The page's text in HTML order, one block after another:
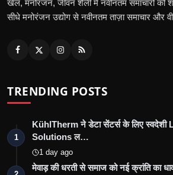
खेल, मनोरंजन, जीवन शैली में नवीनतम समाचारों को
सीधे मनोरंजन उद्योग से नवीनतम ताज़ा समाचार और
TRENDING POSTS
1
KühlTherm ने डेटा सेंटर्स के लिए
Solutions ल…
1 day ago
मेवाड़ की धरती से समाज को नई क्रांति का